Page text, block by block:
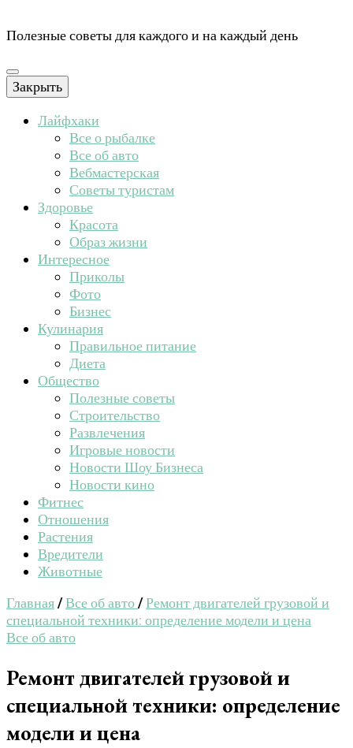
Полезные советы для каждого и на каждый день
Закрыть
Лайфхаки
Все о рыбалке
Все об авто
Вебмастерская
Советы туристам
Здоровье
Красота
Образ жизни
Интересное
Приколы
Фото
Бизнес
Кулинария
Правильное питание
Диета
Общество
Полезные советы
Строительство
Развлечения
Игровые новости
Новости Шоу Бизнеса
Новости кино
Фитнес
Отношения
Растения
Вредители
Животные
Главная/Все об авто/Ремонт двигателей грузовой и
специальной техники: определение модели и цена
Все об авто
Ремонт двигателей грузовой и
специальной техники: определение
модели и цена